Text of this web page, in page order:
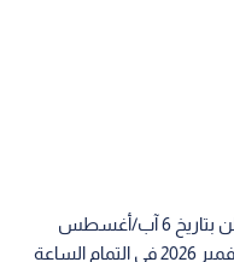
وأوضحت المحافظة أن طرح العطاء أعلن بتاريخ 6 آب/أغسطس
2026، حيث حدد يوم 30 تشرين الثاني/نوفمبر 2026 في التمام الساعة